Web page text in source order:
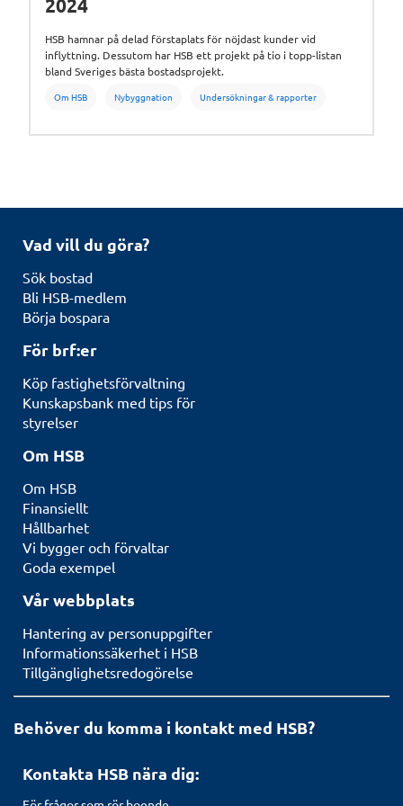
HSB hamnar på delad förstaplats för nöjdast kunder vid
inflyttning. Dessutom har HSB ett projekt på tio i topp-listan
bland Sveriges bästa bostadsprojekt.
Om HSB Nybyggnation Undersökningar & rapporter
Vad vill du göra?
Sök bostad
Bli HSB-medlem
Börja bospara
För brf:er
Köp fastighetsförvaltning
Kunskapsbank med tips för
styrelser
Om HSB
Om HSB
Finansiellt
Hållbarhet
Vi bygger och förvaltar
Goda exempel
Vår webbplats
Hantering av personuppgifter
Informationssäkerhet i HSB
Tillgänglighetsredogörelse
Behöver du komma i kontakt med HSB?
Kontakta HSB nära dig: